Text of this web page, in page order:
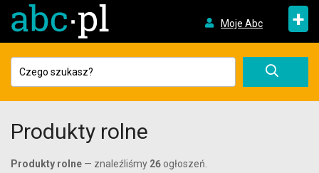
Moje Abc +
Produkty rolne
Produkty rolne — znaleźliśmy 26 ogłoszeń.